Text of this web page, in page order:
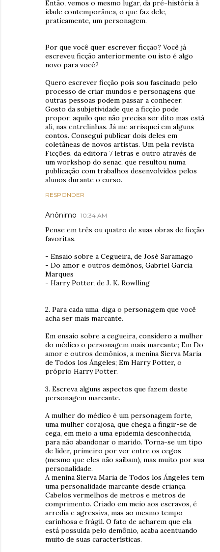
Então, vemos o mesmo lugar, da pré-história à
idade contemporânea, o que faz dele,
praticamente, um personagem.
Por que você quer escrever ficção? Você já
escreveu ficção anteriormente ou isto é algo
novo para você?
Quero escrever ficção pois sou fascinado pelo
processo de criar mundos e personagens que
outras pessoas podem passar a conhecer.
Gosto da subjetividade que a ficção pode
propor, aquilo que não precisa ser dito mas está
ali, nas entrelinhas. Já me arrisquei em alguns
contos. Consegui publicar dois deles em
coletâneas de novos artistas. Um pela revista
Ficções, da editora 7 letras e outro através de
um workshop do senac, que resultou numa
publicação com trabalhos desenvolvidos pelos
alunos durante o curso.
RESPONDER
Anônimo 10:34 AM
Pense em três ou quatro de suas obras de ficção
favoritas.
- Ensaio sobre a Cegueira, de José Saramago
- Do amor e outros demônos, Gabriel Garcia
Marques
- Harry Potter, de J. K. Rowlling
2. Para cada uma, diga o personagem que você
acha ser mais marcante.
Em ensaio sobre a cegueira, considero a mulher
do médico o personagem mais marcante; Em Do
amor e outros demônios, a menina Sierva Maria
de Todos los Ángeles; Em Harry Potter, o
próprio Harry Potter.
3. Escreva alguns aspectos que fazem deste
personagem marcante.
A mulher do médico é um personagem forte,
uma mulher corajosa, que chega a fingir-se de
cega, em meio a uma epidemia desconhecida,
para não abandonar o marido. Torna-se um tipo
de líder, primeiro por ver entre os cegos
(mesmo que eles não saibam), mas muito por sua
personalidade.
A menina Sierva Maria de Todos los Ángeles tem
uma personalidade marcante desde criança.
Cabelos vermelhos de metros e metros de
comprimento. Criado em meio aos escravos, é
arredia e agressiva, mas ao mesmo tempo
carinhosa e frágil. O fato de acharem que ela
está possuída pelo demônio, acaba acentuando
muito de suas características.